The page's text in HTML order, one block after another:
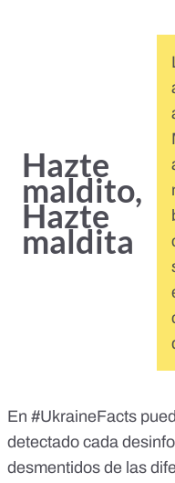
Hazte
maldito,
Hazte
maldita
En #UkraineFacts
detectado cada
desmentidos de las